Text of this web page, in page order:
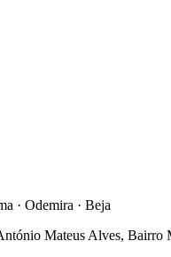
· Odemira · Beja
Mateus Alves,